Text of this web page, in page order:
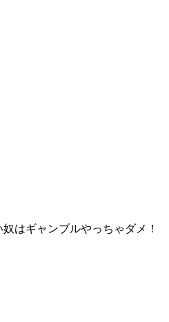
はギャンブルやっちゃダメ！